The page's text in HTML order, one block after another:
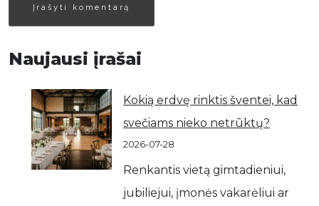
Naujausi įrašai
Kokią erdvę rinktis šventei, kad
svečiams nieko netrūktų?
2026-07-28
Renkantis vietą gimtadieniui,
jubiliejui, įmonės vakarėliui ar